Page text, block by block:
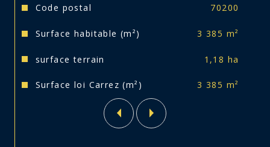
Caractéristiques Valeurs
Code postal 70200
Surface habitable (m²) 3 385 m²
surface terrain 1,18 ha
Surface loi Carrez (m²) 3 385 m²